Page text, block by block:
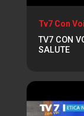
Tv7 Con Voi
TV7 CON
SALUTE